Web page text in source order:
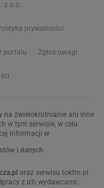
z o.o.
prywatności
portalu Zgłoś uwagi
na zwielokrotnianie ani inne
w tym serwisie, w celu
informacji w
i danych
oraz serwisu tokfm.pl
z ich wydawcami: